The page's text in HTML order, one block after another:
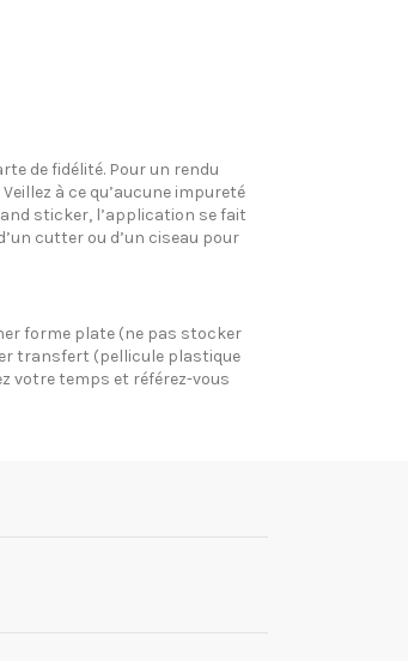
de fidélité. Pour un rendu
à ce qu’aucune impureté
sticker, l’application se fait
cutter ou d’un ciseau pour
forme plate (ne pas stocker
transfert (pellicule plastique
votre temps et référez-vous